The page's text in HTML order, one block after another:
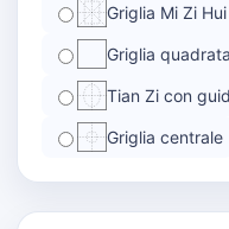
Griglia Mi Zi
Griglia quadrata
Tian Zi con
Griglia centrale